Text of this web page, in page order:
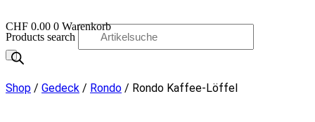
CHF 0.00 0 Warenkorb
OO
Products search
Shop / Gedeck / Rondo / Rondo Kaffee-Löffel